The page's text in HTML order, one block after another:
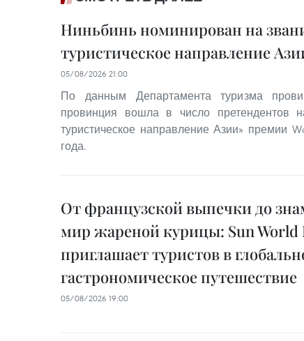
Ниньбинь номинирован на
туристическое направление
05/08/2026 21:00
По данным Департамента туризма
провинция вошла в число претендентов
туристическое направление Азии» премии
года.
От французской выпечки до
мир жареной курицы: Sun World
приглашает туристов в
гастрономическое путешествие
05/08/2026 19:00